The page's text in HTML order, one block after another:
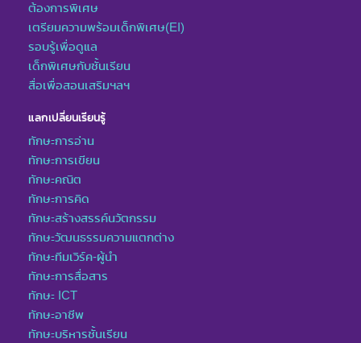
ต้องการพิเศษ
เตรียมความพร้อมเด็กพิเศษ(EI)
รอบรู้เพื่อดูแล
เด็กพิเศษกับชั้นเรียน
สื่อเพื่อสอนเสริมฯลฯ
แลกเปลี่ยนเรียนรู้
ทักษะการอ่าน
ทักษะการเขียน
ทักษะคณิต
ทักษะการคิด
ทักษะสร้างสรรค์นวัตกรรม
ทักษะวัฒนธรรมความแตกต่าง
ทักษะทีมเวิร์ค-ผู้นำ
ทักษะการสื่อสาร
ทักษะ ICT
ทักษะอาชีพ
ทักษะบริหารชั้นเรียน